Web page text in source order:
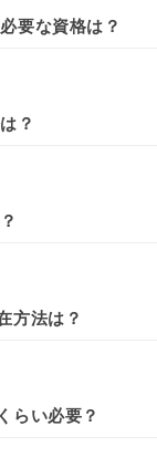
要な資格は？
？
方法は？
らい必要？